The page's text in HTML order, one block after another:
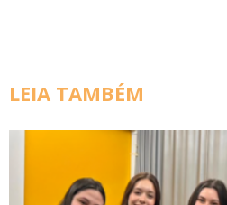
LEIA TAMBÉM